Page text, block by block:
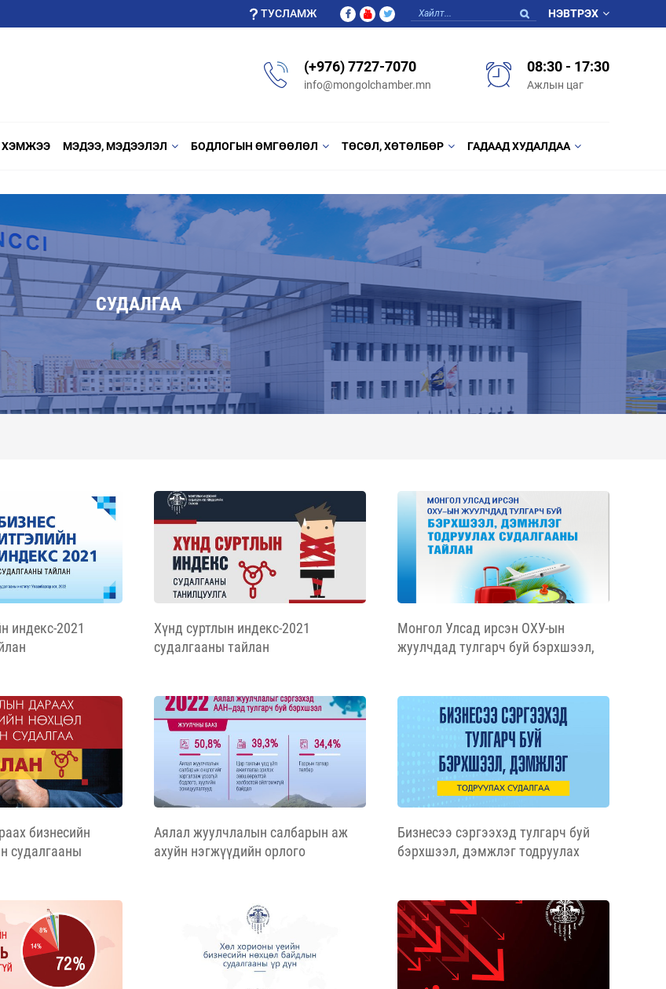
ТУСЛАМЖ НЭВТРЭХ
(+976) 7727-7070
info@mongolchamber.mn
08:30 - 17:30
Ажлын цаг
ХЭМЖЭЭ МЭДЭЭ, МЭДЭЭЛЭЛ БОДЛОГЫН ӨМГӨӨЛӨЛ ТӨСӨЛ, ХӨТӨЛБӨР ГАДААД ХУДАЛДАА
СУДАЛГАА
индекс-2021
Хүнд суртлын индекс-2021
судалгааны тайлан
Монгол Улсад ирсэн ОХУ-ын
жуулчдад тулгарч буй бэрхшээл,
бизнесийн
судалгааны
Аялал жуулчлалын салбарын аж
ахуйн нэгжүүдийн орлого
Бизнесээ сэргээхэд тулгарч буй
бэрхшээл, дэмжлэг тодруулах